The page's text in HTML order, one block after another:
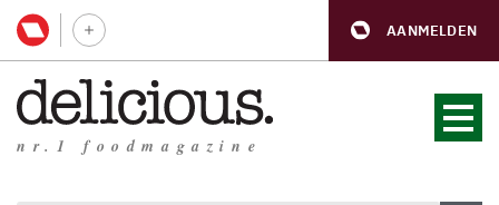
AANMELDEN
nr.1 foodmagazine